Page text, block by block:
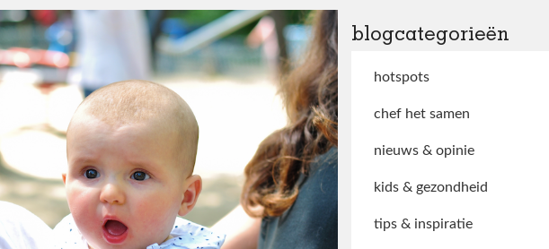
blogcategorieën
hotspots
chef het samen
nieuws & opinie
kids & gezondheid
tips & inspiratie